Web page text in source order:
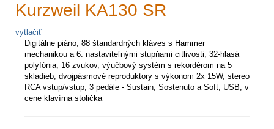
Kurzweil KA130 SR
vytlačiť
Digitálne piáno, 88 štandardných kláves s Hammer
mechanikou a 6. nastaviteľnými stupňami citlivosti, 32-hlasá
polyfónia, 16 zvukov, výučbový systém s rekordérom na 5
skladieb, dvojpásmové reproduktory s výkonom 2x 15W, stereo
RCA vstup/vstup, 3 pedále - Sustain, Sostenuto a Soft, USB, v
cene klavírna stolička